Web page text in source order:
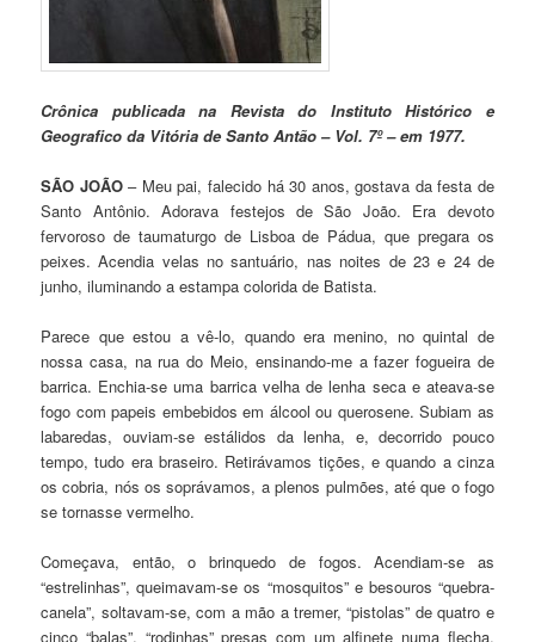
Crônica publicada na Revista do Instituto Histórico e
Geografico da Vitória de Santo Antão – Vol. 7º – em 1977.
SÃO JOÃO– Meu pai, falecido há 30 anos, gostava da festa de
Santo Antônio. Adorava festejos de São João. Era devoto
fervoroso de taumaturgo de Lisboa de Pádua, que pregara os
peixes. Acendia velas no santuário, nas noites de 23 e 24 de
junho, iluminando a estampa colorida de Batista.
Parece que estou a vê-lo, quando era menino, no quintal de
nossa casa, na rua do Meio, ensinando-me a fazer fogueira de
barrica. Enchia-se uma barrica velha de lenha seca e ateava-se
fogo com papeis embebidos em álcool ou querosene. Subiam as
labaredas, ouviam-se estálidos da lenha, e, decorrido pouco
tempo, tudo era braseiro. Retirávamos tições, e quando a cinza
os cobria, nós os soprávamos, a plenos pulmões, até que o fogo
se tornasse vermelho.
Começava, então, o brinquedo de fogos. Acendiam-se as
“estrelinhas”, queimavam-se os “mosquitos” e besouros “quebra-
canela”, soltavam-se, com a mão a tremer, “pistolas” de quatro e
cinco “balas”, “rodinhas” presas com um alfinete numa flecha,